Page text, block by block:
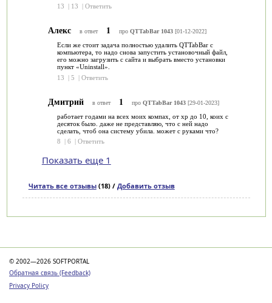
13
13 Ответить
Алекс в ответ 1 про QTTabBar 1043[01-12-2022]
Если же стоит задача полностью удалить QTTabBar с
компьютера, то надо снова запустить установочный файл,
его можно загрузить с сайта и выбрать вместо установки
пункт «Uninstall».
13
| 5 | Ответить
Дмитрий в ответ 1 про QTTabBar 1043[29-01-2023]
работает годами на всех моих компах, от хр до 10, коих с
десяток было. даже не представляю, что с ней надо
сделать, чтоб она систему убила. может с руками что?
8
6 Ответить
Показать еще 1
Читать все отзывы(18) / Добавить отзыв
© 2002—2026 SOFTPORTAL
Обратная связь (Feedback)
Privacy Policy